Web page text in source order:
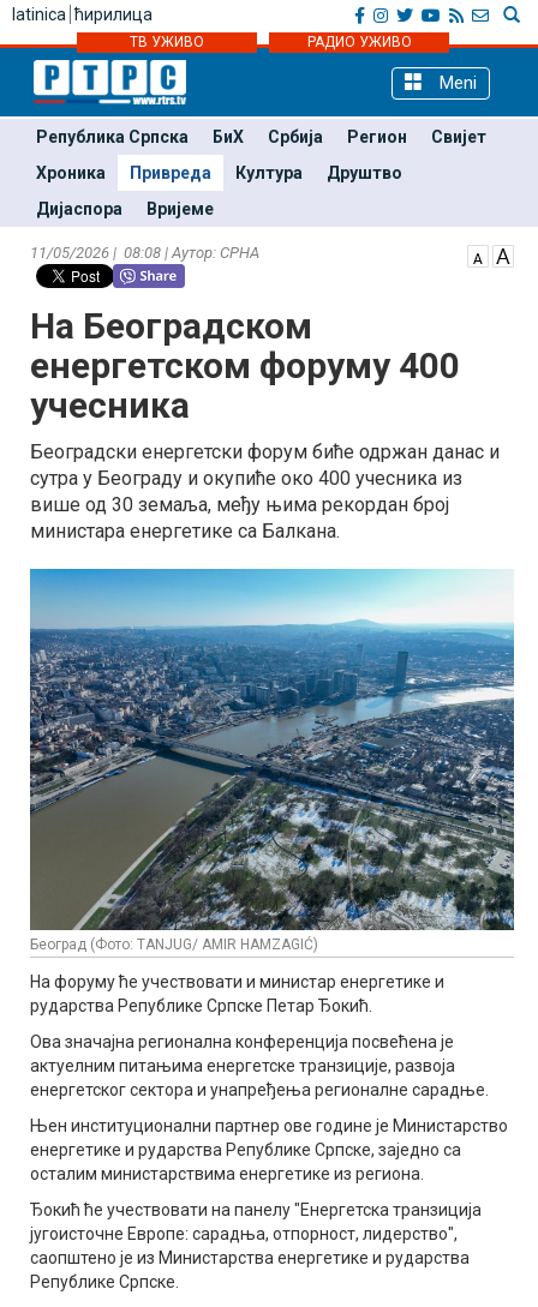
latinica ћирилица
ТВ УЖИВО РАДИО УЖИВО
Meni
Република Српска БиХ Србија Регион
Свијет
Хроника
Привреда Култура
Друштво
Дијаспора
Вријеме
11/05/2026 | 08:08 | Аутор: СРНА
На Београдском
енергетском форуму 400
учесника
Београдски енергетски форум биће одржан данас и
сутра у Београду и окупиће око 400 учесника из
више од 30 земаља, међу њима рекордан број
министара енергетике са Балкана.
Београд (Фото: TANJUG/ AMIR HAMZAGIĆ)
На форуму ће учествовати и министар енергетике и
рударства Републике Српске Петар Ђокић.
Ова значајна регионална конференција посвећена је
актуелним питањима енергетске транзиције, развоја
енергетског сектора и унапређења регионалне сарадње.
Њен институционални партнер ове године је Министарство
енергетике и рударства Републике Српске, заједно са
осталим министарствима енергетике из региона.
Ђокић ће учествовати на панелу "Енергетска транзиција
југоисточне Европе: сарадња, отпорност, лидерство",
саопштено је из Министарства енергетике и рударства
Републике Српске.